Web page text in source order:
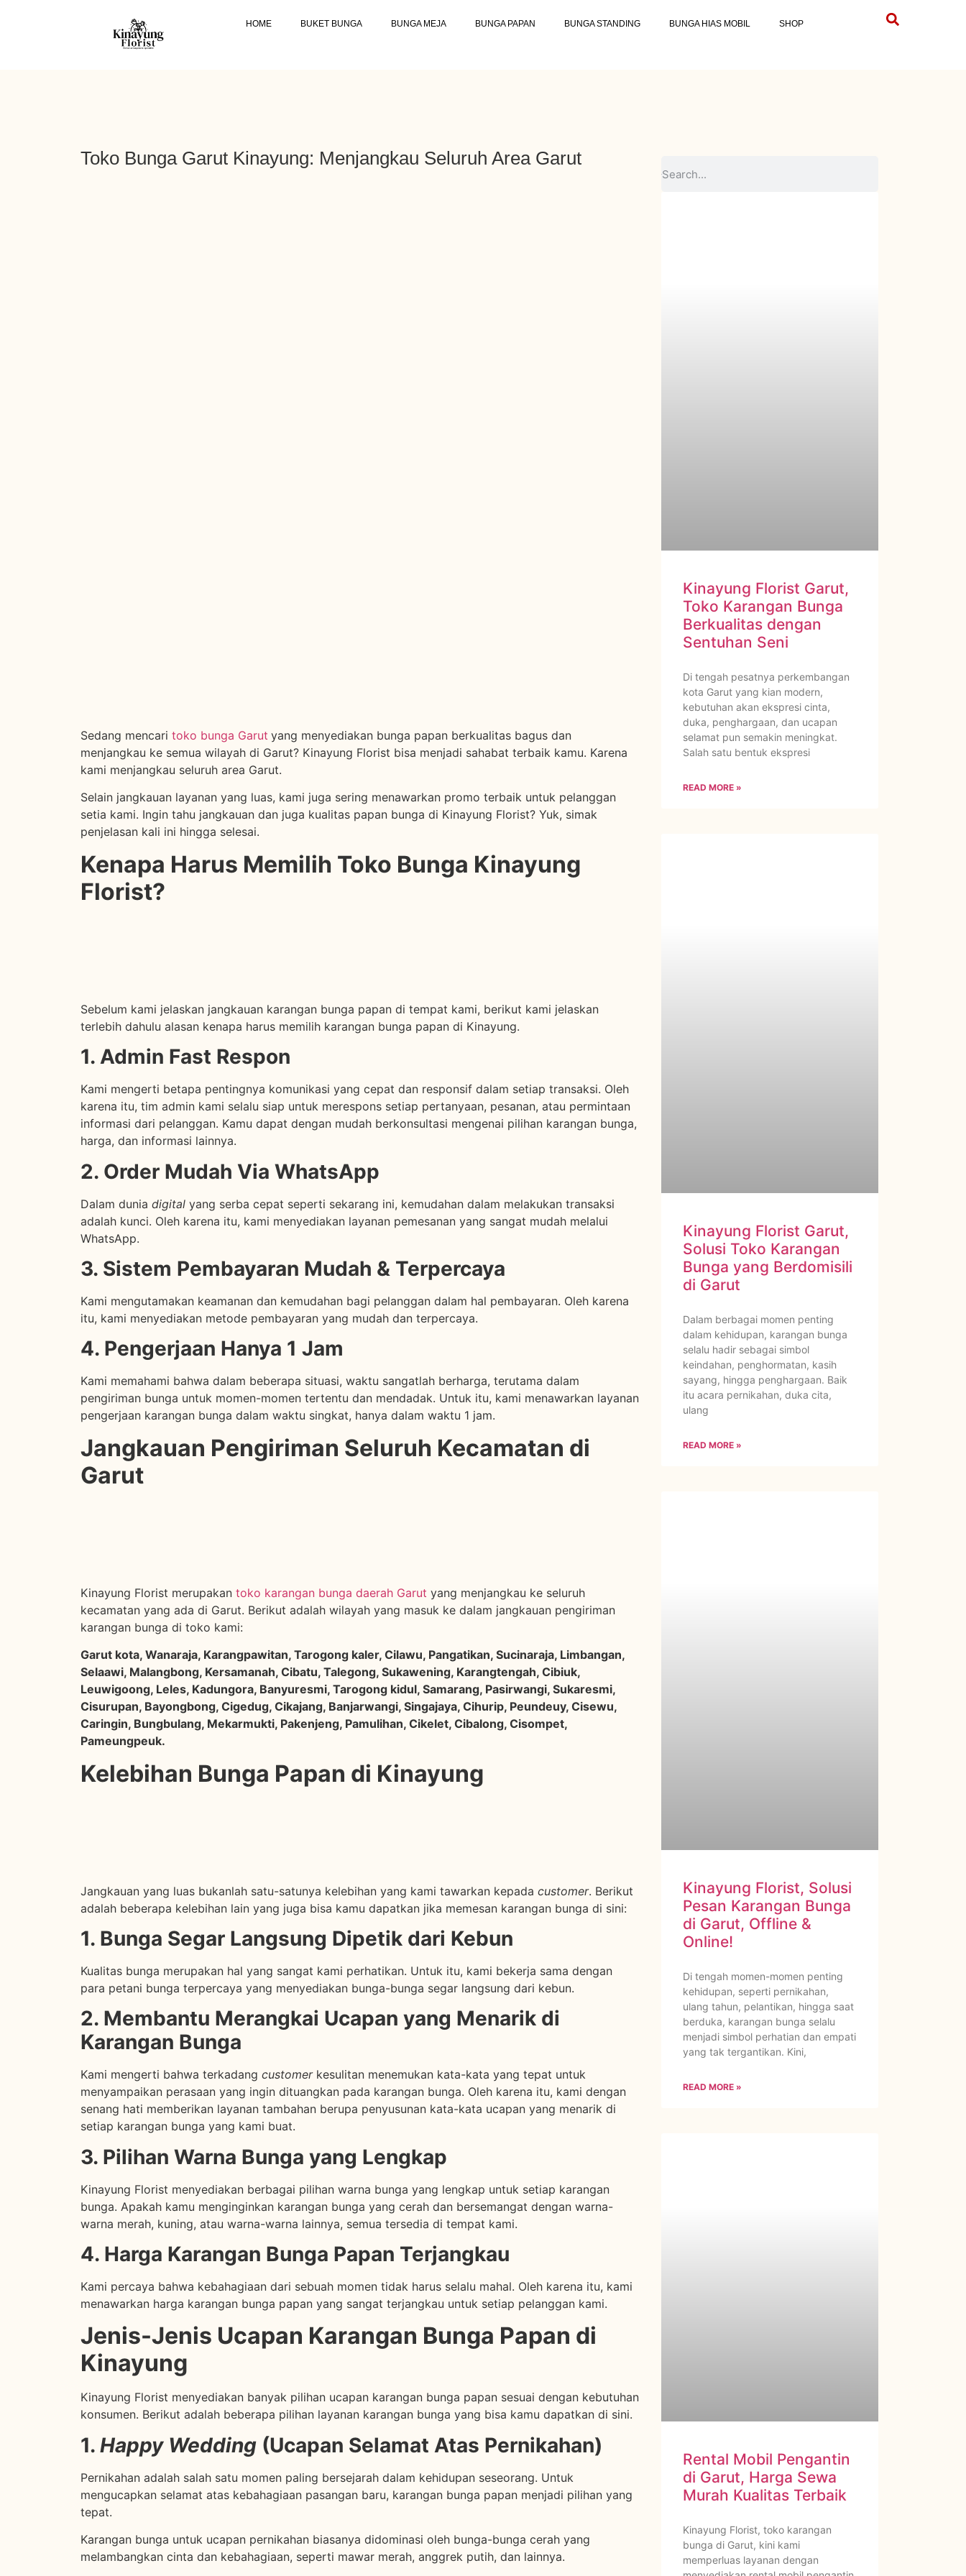
HOME BUKET BUNGA BUNGA MEJA BUNGA PAPAN BUNGA STANDING BUNGA HIAS MOBIL SHOP
Toko Bunga Garut Kinayung: Menjangkau Seluruh Area Garut
Sedang mencari toko bunga Garut yang menyediakan bunga papan berkualitas bagus dan
menjangkau ke semua wilayah di Garut? Kinayung Florist bisa menjadi sahabat terbaik kamu. Karena
kami menjangkau seluruh area Garut.
Selain jangkauan layanan yang luas, kami juga sering menawarkan promo terbaik untuk pelanggan
setia kami. Ingin tahu jangkauan dan juga kualitas papan bunga di Kinayung Florist? Yuk, simak
penjelasan kali ini hingga selesai.
Kenapa Harus Memilih Toko Bunga Kinayung
Florist?
Sebelum kami jelaskan jangkauan karangan bunga papan di tempat kami, berikut kami jelaskan
terlebih dahulu alasan kenapa harus memilih karangan bunga papan di Kinayung.
1. Admin Fast Respon
Kami mengerti betapa pentingnya komunikasi yang cepat dan responsif dalam setiap transaksi. Oleh
karena itu, tim admin kami selalu siap untuk merespons setiap pertanyaan, pesanan, atau permintaan
informasi dari pelanggan. Kamu dapat dengan mudah berkonsultasi mengenai pilihan karangan bunga,
harga, dan informasi lainnya.
2. Order Mudah Via WhatsApp
Dalam dunia digital yang serba cepat seperti sekarang ini, kemudahan dalam melakukan transaksi
adalah kunci. Oleh karena itu, kami menyediakan layanan pemesanan yang sangat mudah melalui
WhatsApp.
3. Sistem Pembayaran Mudah & Terpercaya
Kami mengutamakan keamanan dan kemudahan bagi pelanggan dalam hal pembayaran. Oleh karena
itu, kami menyediakan metode pembayaran yang mudah dan terpercaya.
4. Pengerjaan Hanya 1 Jam
Kami memahami bahwa dalam beberapa situasi, waktu sangatlah berharga, terutama dalam
pengiriman bunga untuk momen-momen tertentu dan mendadak. Untuk itu, kami menawarkan layanan
pengerjaan karangan bunga dalam waktu singkat, hanya dalam waktu 1 jam.
Jangkauan Pengiriman Seluruh Kecamatan di
Garut
Kinayung Florist merupakan toko karangan bunga daerah Garut yang menjangkau ke seluruh
kecamatan yang ada di Garut. Berikut adalah wilayah yang masuk ke dalam jangkauan pengiriman
karangan bunga di toko kami:
Garut kota, Wanaraja, Karangpawitan, Tarogong kaler, Cilawu, Pangatikan, Sucinaraja, Limbangan,
Selaawi, Malangbong, Kersamanah, Cibatu, Talegong, Sukawening, Karangtengah, Cibiuk,
Leuwigoong, Leles, Kadungora, Banyuresmi, Tarogong kidul, Samarang, Pasirwangi, Sukaresmi,
Cisurupan, Bayongbong, Cigedug, Cikajang, Banjarwangi, Singajaya, Cihurip, Peundeuy, Cisewu,
Caringin, Bungbulang, Mekarmukti, Pakenjeng, Pamulihan, Cikelet, Cibalong, Cisompet,
Pameungpeuk.
Kelebihan Bunga Papan di Kinayung
Jangkauan yang luas bukanlah satu-satunya kelebihan yang kami tawarkan kepada customer. Berikut
adalah beberapa kelebihan lain yang juga bisa kamu dapatkan jika memesan karangan bunga di sini:
1. Bunga Segar Langsung Dipetik dari Kebun
Kualitas bunga merupakan hal yang sangat kami perhatikan. Untuk itu, kami bekerja sama dengan
para petani bunga terpercaya yang menyediakan bunga-bunga segar langsung dari kebun.
2. Membantu Merangkai Ucapan yang Menarik di
Karangan Bunga
Kami mengerti bahwa terkadang customerkesulitan menemukan kata-kata yang tepat untuk
menyampaikan perasaan yang ingin dituangkan pada karangan bunga. Oleh karena itu, kami dengan
senang hati memberikan layanan tambahan berupa penyusunan kata-kata ucapan yang menarik di
setiap karangan bunga yang kami buat.
3. Pilihan Warna Bunga yang Lengkap
Kinayung Florist menyediakan berbagai pilihan warna bunga yang lengkap untuk setiap karangan
bunga. Apakah kamu menginginkan karangan bunga yang cerah dan bersemangat dengan warna-
warna merah, kuning, atau warna-warna lainnya, semua tersedia di tempat kami.
4. Harga Karangan Bunga Papan Terjangkau
Kami percaya bahwa kebahagiaan dari sebuah momen tidak harus selalu mahal. Oleh karena itu, kami
menawarkan harga karangan bunga papan yang sangat terjangkau untuk setiap pelanggan kami.
Jenis-Jenis Ucapan Karangan Bunga Papan di
Kinayung
Kinayung Florist menyediakan banyak pilihan ucapan karangan bunga papan sesuai dengan kebutuhan
konsumen. Berikut adalah beberapa pilihan layanan karangan bunga yang bisa kamu dapatkan di sini.
1. Happy Wedding (Ucapan Selamat Atas Pernikahan)
Pernikahan adalah salah satu momen paling bersejarah dalam kehidupan seseorang. Untuk
mengucapkan selamat atas kebahagiaan pasangan baru, karangan bunga papan menjadi pilihan yang
tepat.
Karangan bunga untuk ucapan pernikahan biasanya didominasi oleh bunga-bunga cerah yang
melambangkan cinta dan kebahagiaan, seperti mawar merah, anggrek putih, dan lainnya.
Kinayung Florist Garut,
Toko Karangan Bunga
Berkualitas dengan
Sentuhan Seni
Di tengah pesatnya perkembangan
kota Garut yang kian modern,
kebutuhan akan ekspresi cinta,
duka, penghargaan, dan ucapan
selamat pun semakin meningkat.
Salah satu bentuk ekspresi
READ MORE »
Kinayung Florist Garut,
Solusi Toko Karangan
Bunga yang Berdomisili
di Garut
Dalam berbagai momen penting
dalam kehidupan, karangan bunga
selalu hadir sebagai simbol
keindahan, penghormatan, kasih
sayang, hingga penghargaan. Baik
itu acara pernikahan, duka cita,
ulang
READ MORE »
Kinayung Florist, Solusi
Pesan Karangan Bunga
di Garut, Offline &
Online!
Di tengah momen-momen penting
kehidupan, seperti pernikahan,
ulang tahun, pelantikan, hingga saat
berduka, karangan bunga selalu
menjadi simbol perhatian dan empati
yang tak tergantikan. Kini,
READ MORE »
Rental Mobil Pengantin
di Garut, Harga Sewa
Murah Kualitas Terbaik
Kinayung Florist, toko karangan
bunga di Garut, kini kami
memperluas layanan dengan